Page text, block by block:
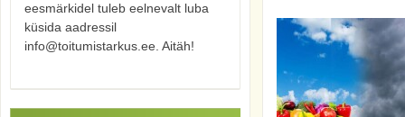
eesmärkidel tuleb eelnevalt luba
küsida aadressil
info@toitumistarkus.ee. Aitäh!